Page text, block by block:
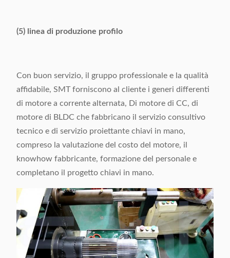
(5) linea di produzione profilo
Con buon servizio, il gruppo professionale e la qualità
affidabile, SMT forniscono al cliente i generi differenti
di motore a corrente alternata, Di motore di CC, di
motore di BLDC che fabbricano il servizio consultivo
tecnico e di servizio proiettante chiavi in mano,
compreso la valutazione del costo del motore, il
knowhow fabbricante, formazione del personale e
completano il progetto chiavi in mano.